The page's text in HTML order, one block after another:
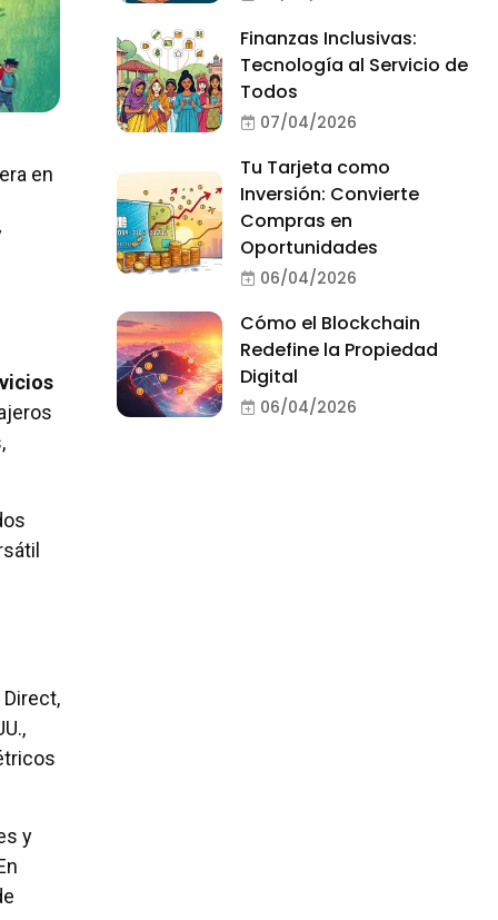
en
y
Finanzas Inclusivas:
Tecnología al Servicio de
Todos
07/04/2026
Tu Tarjeta como
Inversión: Convierte
Compras en
Oportunidades
06/04/2026
Cómo el Blockchain
Redefine la Propiedad
Digital
06/04/2026